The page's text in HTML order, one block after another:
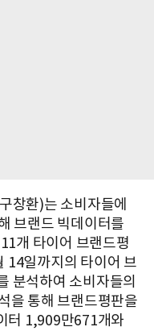
창환)는 소비자들에
브랜드 빅데이터를
개 타이어 브랜드평
14일까지의 타이어 브
분석하여 소비자들의
을 통해 브랜드평판을
터 1,909만671개와